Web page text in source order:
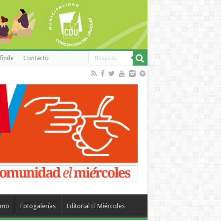
Contacto
Fotogalerías Editorial El Miércoles